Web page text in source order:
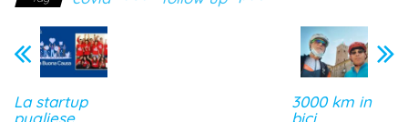
La startup
pugliese
3000 km in
bici.